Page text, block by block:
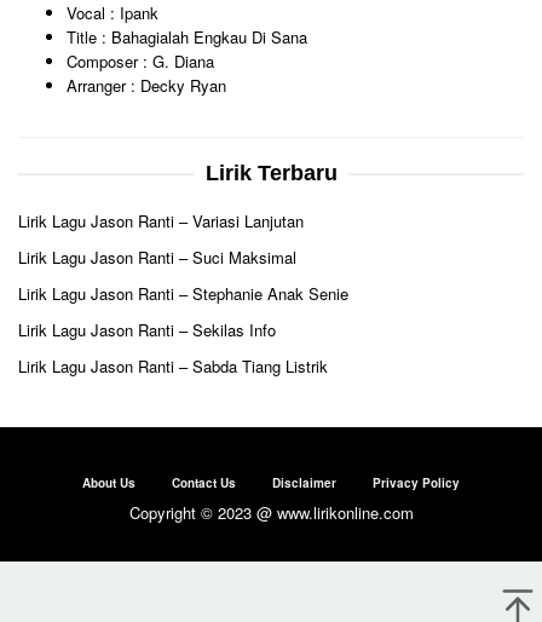
Vocal : Ipank
Title : Bahagialah Engkau Di Sana
Composer : G. Diana
Arranger : Decky Ryan
Lirik Terbaru
Lirik Lagu Jason Ranti – Variasi Lanjutan
Lirik Lagu Jason Ranti – Suci Maksimal
Lirik Lagu Jason Ranti – Stephanie Anak Senie
Lirik Lagu Jason Ranti – Sekilas Info
Lirik Lagu Jason Ranti – Sabda Tiang Listrik
About Us Contact Us Disclaimer Privacy Policy
Copyright © 2023 @ www.lirikonline.com